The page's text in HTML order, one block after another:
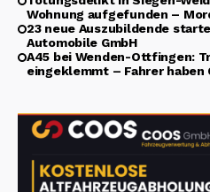
Wohnung aufgefunden –
23 neue Auszubildende
Automobile GmbH
A45 bei Wenden-Ottfingen:
eingeklemmt – Fahrer haben